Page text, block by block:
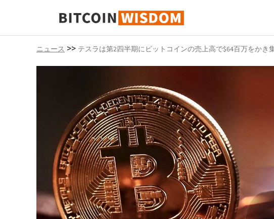
ビットコインの知恵
ニュース >> テスラは第2四半期にビットコインの売上高で$64百万をかき